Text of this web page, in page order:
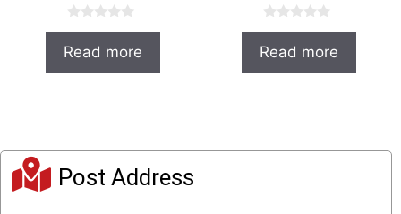
0
u
Read more
0
u
Read more
Post Address